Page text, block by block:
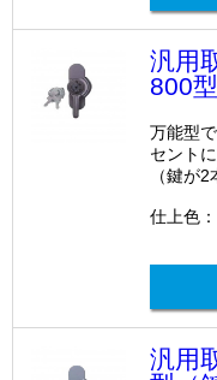
汎用
800
万能型
セント
（鍵が2
仕上色
汎用